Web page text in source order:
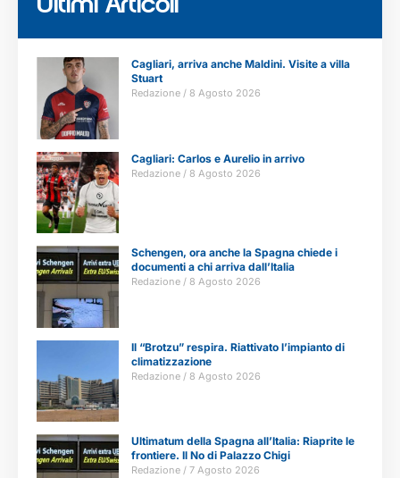
Ultimi Articoli
Cagliari, arriva anche Maldini. Visite a villa
Stuart
Redazione 8 Agosto 2026
Cagliari: Carlos e Aurelio in arrivo
Redazione 8 Agosto 2026
Schengen, ora anche la Spagna chiede i
documenti a chi arriva dall’Italia
Redazione 8 Agosto 2026
Il “Brotzu” respira. Riattivato l’impianto di
climatizzazione
Redazione 8 Agosto 2026
Ultimatum della Spagna all’Italia: Riaprite le
frontiere. Il No di Palazzo Chigi
Redazione 7 Agosto 2026